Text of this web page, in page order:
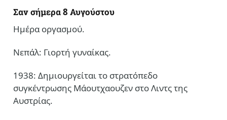
Σαν σήμερα 8 Αυγούστου
Ημέρα οργασμού.
Νεπάλ: Γιορτή γυναίκας.
1938: Δημιουργείται το στρατόπεδο
συγκέντρωσης Μάουτχαουζεν στο Λιντς της
Αυστρίας.